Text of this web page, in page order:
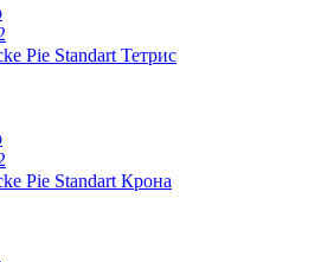
Pie Standart Тетрис
Pie Standart Крона